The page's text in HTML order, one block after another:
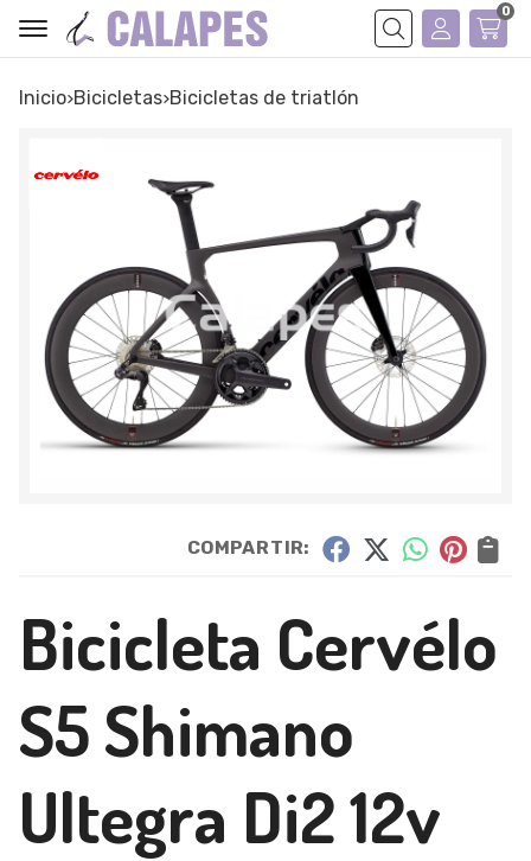
Buscar
0
Inicio bicicletas bicicletas de triatlón
COMPARTIR:
Bicicleta Cervélo
S5 Shimano
Ultegra Di2 12v